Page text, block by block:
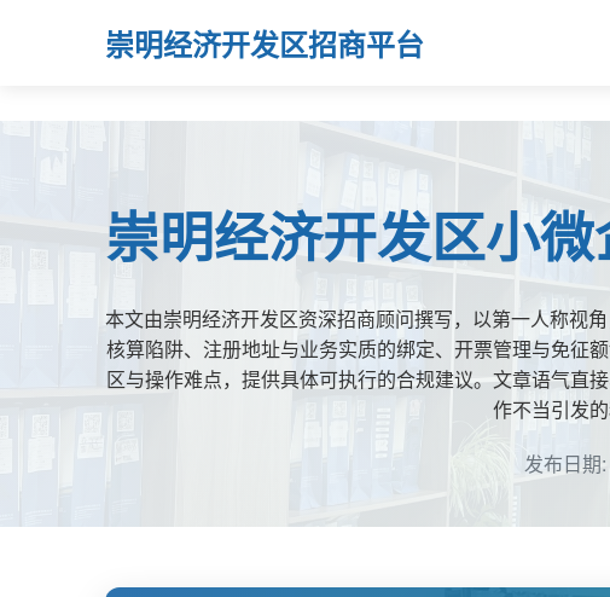
崇明经济开发区招商平台
崇明经济开发区小
本文由崇明经济开发区资深招商顾问撰写，以第一人称视
核算陷阱、注册地址与业务实质的绑定、开票管理与免征
区与操作难点，提供具体可执行的合规建议。文章语气直
作不当引发
发布日期